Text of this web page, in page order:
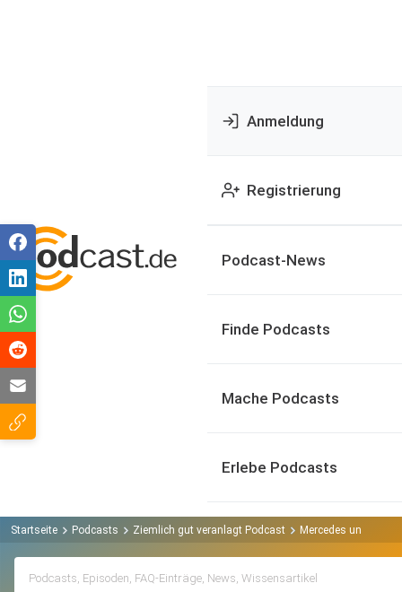
Anmeldung
Registrierung
Podcast-News
Finde Podcasts
Mache Podcasts
Erlebe Podcasts
Startseite Podcasts Ziemlich gut veranlagt Podcast Mercedes und die